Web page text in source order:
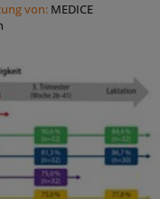
von: MEDICE